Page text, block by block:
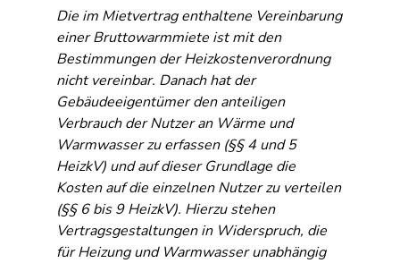
Die im Mietvertrag enthaltene Vereinbarung
einer Bruttowarmmiete ist mit den
Bestimmungen der Heizkostenverordnung
nicht vereinbar. Danach hat der
Gebäudeeigentümer den anteiligen
Verbrauch der Nutzer an Wärme und
Warmwasser zu erfassen (§§ 4 und 5
HeizkV) und auf dieser Grundlage die
Kosten auf die einzelnen Nutzer zu verteilen
(§§ 6 bis 9 HeizkV). Hierzu stehen
Vertragsgestaltungen in Widerspruch, die
für Heizung und Warmwasser unabhängig